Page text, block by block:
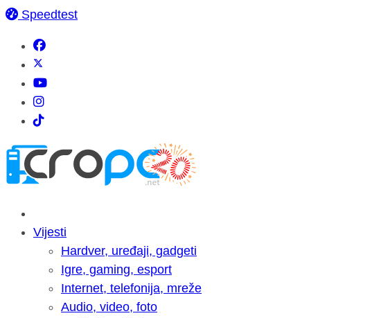
Speedtest
Vijesti
Hardver, uređaji, gadgeti
Igre, gaming, esport
Internet, telefonija, mreže
Audio, video, foto